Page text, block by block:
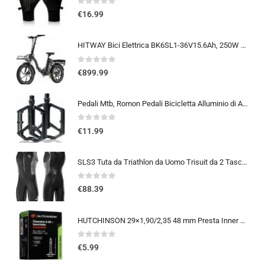
0out of 5
€16.99
HITWAY Bici Elettrica BK6SL1-36V15.6Ah, 250W E Bike da 20 pollici, Autonomia 70-150km, 7 Velocità, Controllo APP, Pieghevo…
0out of 5
€899.99
Pedali Mtb, Romon Pedali Bicicletta Alluminio di Alta Qualità e Cuscinetto du Sigillato, Pedali Piatti 9/16 Lavorati a CNC co
0out of 5
€11.99
SLS3 Tuta da Triathlon da Uomo Trisuit da 2 Tasche FRT Ottima vestibilità e comodità | Progettato Tedesco 2019
0out of 5
€88.39
HUTCHINSON 29×1,90/2,35 48 mm Presta Inner Tube 2014
0out of 5
€5.99